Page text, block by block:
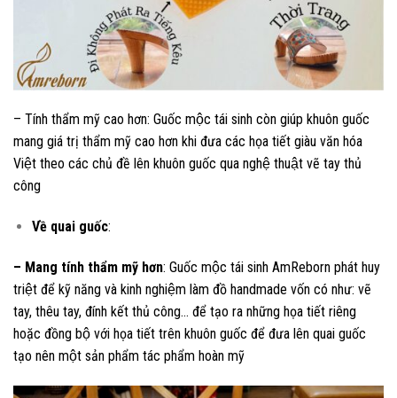
– Tính thẩm mỹ cao hơn: Guốc mộc tái sinh còn giúp khuôn guốc
mang giá trị thẩm mỹ cao hơn khi đưa các họa tiết giàu văn hóa
Việt theo các chủ đề lên khuôn guốc qua nghệ thuật vẽ tay thủ
công
Về quai guốc:
– Mang tính thẩm mỹ hơn: Guốc mộc tái sinh AmReborn phát huy
triệt để kỹ năng và kinh nghiệm làm đồ handmade vốn có như: vẽ
tay, thêu tay, đính kết thủ công… để tạo ra những họa tiết riêng
hoặc đồng bộ với họa tiết trên khuôn guốc để đưa lên quai guốc
tạo nên một sản phẩm tác phẩm hoàn mỹ